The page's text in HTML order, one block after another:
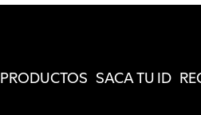
PRODUCTOS SACA TU ID